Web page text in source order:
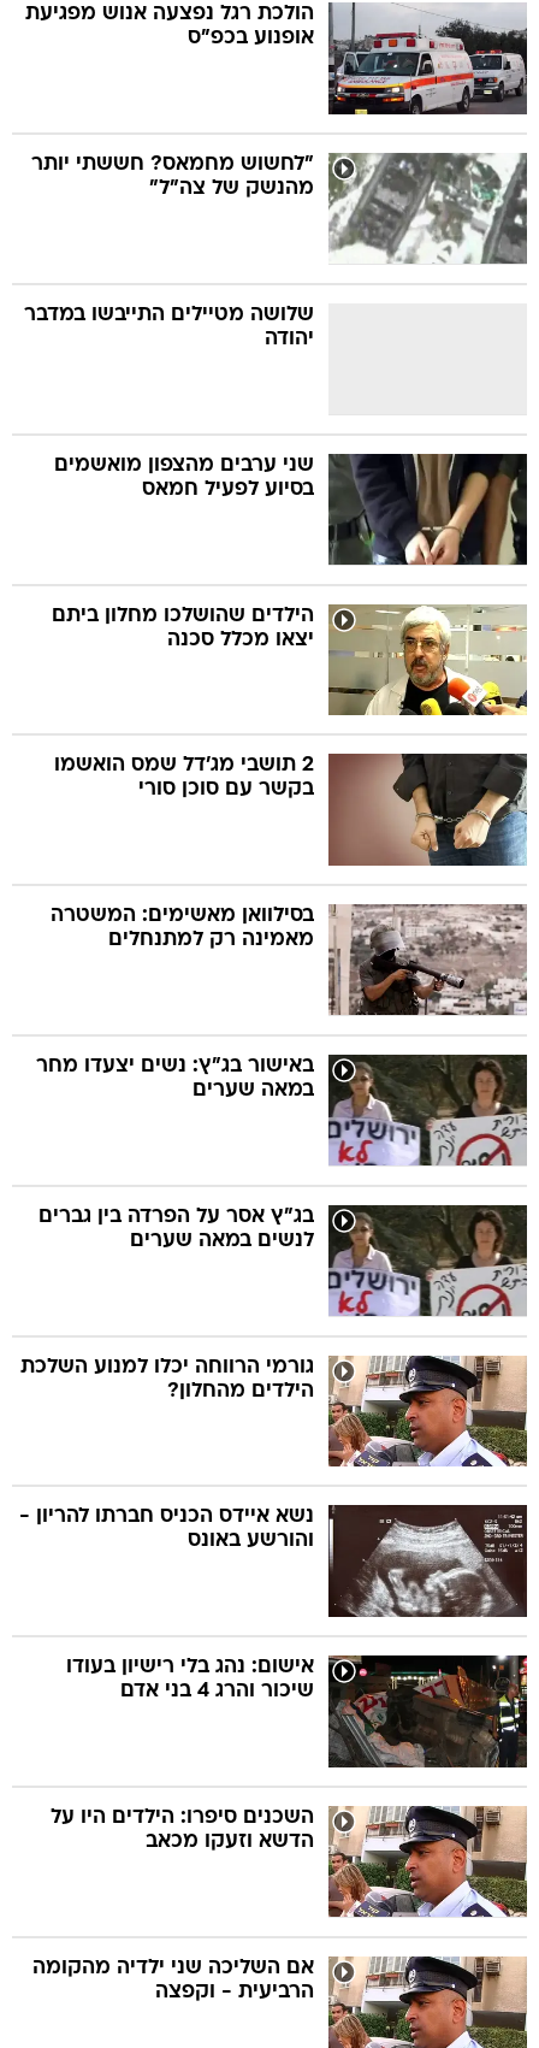
הולכת רגל נפצעה אנוש מפגיעת
אופנוע בכפ"ס
"לחשוש מחמאס? חששתי יותר
מהנשק של צה"ל"
שלושה מטיילים התייבשו במדבר
יהודה
שני ערבים מהצפון מואשמים
בסיוע לפעיל חמאס
הילדים שהושלכו מחלון ביתם
יצאו מכלל סכנה
2 תושבי מג'דל שמס הואשמו
בקשר עם סוכן סורי
בסילוואן מאשימים: המשטרה
מאמינה רק למתנחלים
באישור בג"ץ: נשים יצעדו מחר
במאה שערים
בג"ץ אסר על הפרדה בין גברים
לנשים במאה שערים
גורמי הרווחה יכלו למנוע השלכת
הילדים מהחלון?
נשא איידס הכניס חברתו להריון -
והורשע באונס
אישום: נהג בלי רישיון בעודו
שיכור והרג 4 בני אדם
השכנים סיפרו: הילדים היו על
הדשא וזעקו מכאב
אם השליכה שני ילדיה מהקומה
הרביעית - וקפצה